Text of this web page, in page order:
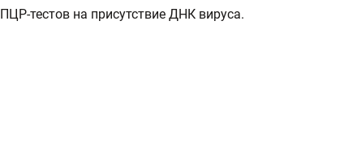
ПЦР-тестов на присутствие ДНК вируса.